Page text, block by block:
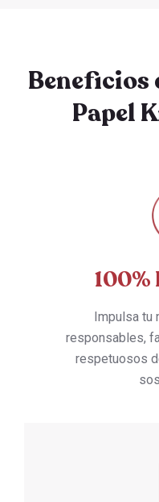
Beneficios
Papel
100%
Impulsa tu
responsables,
respetuosos